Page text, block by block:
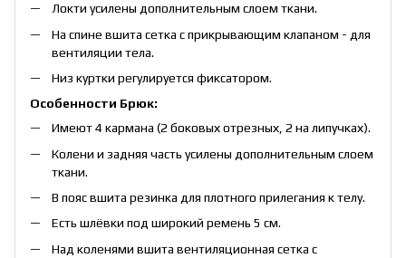
Локти усилены дополнительным слоем ткани.
На спине вшита сетка с прикрывающим клапаном - для
вентиляции тела.
Низ куртки регулируется фиксатором.
Особенности Брюк:
Имеют 4 кармана (2 боковых отрезных, 2 на липучках).
Колени и задняя часть усилены дополнительным слоем
ткани.
В пояс вшита резинка для плотного прилегания к телу.
Есть шлёвки под широкий ремень 5 см.
Над коленями вшита вентиляционная сетка с